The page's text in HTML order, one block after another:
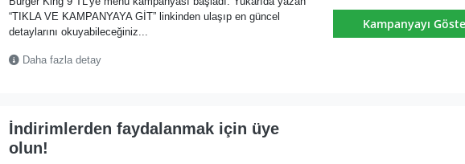
“TIKLA VE KAMPANYAYA GİT” linkinden ulaşıp en güncel
detaylarını okuyabileceğiniz...
Daha fazla detay
Kampanyayı
İndirimlerden faydalanmak için üye
olun!